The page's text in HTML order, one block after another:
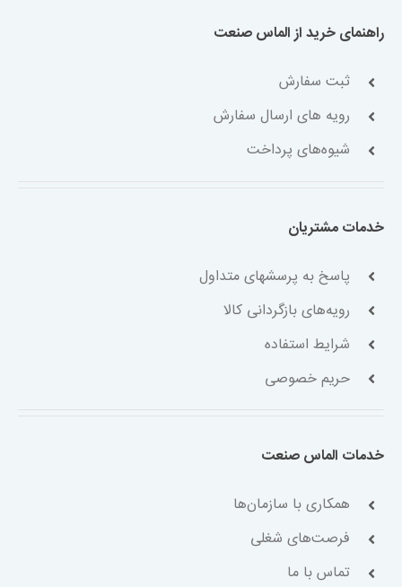
راهنمای خرید از الماس صنعت
ثبت سفارش
رویه های ارسال سفارش
شیوه‌های پرداخت
خدمات مشتریان
پاسخ به پرسشهای متداول
رویه‌های بازگردانی کالا
شرایط استفاده
حریم خصوصی
خدمات الماس صنعت
همکاری با سازمان‌ها
فرصت‌های شغلی
تماس با ما